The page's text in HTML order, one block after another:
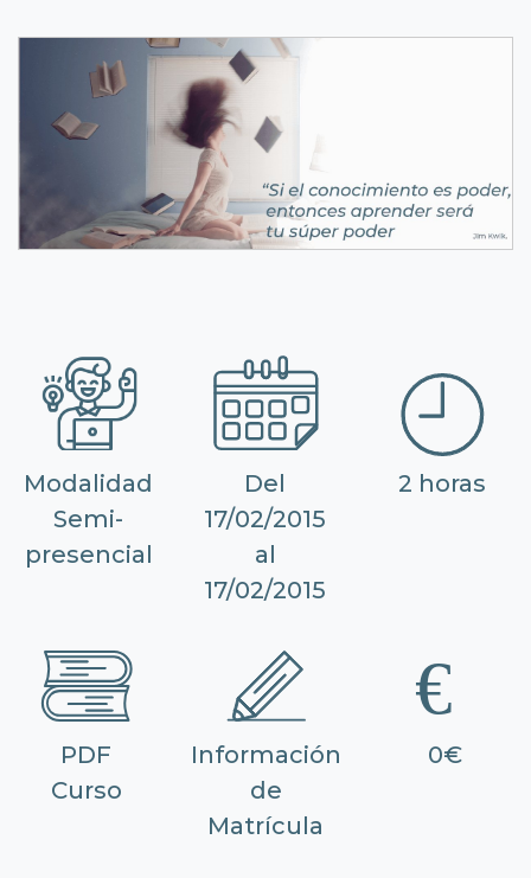
Modalidad
Semi-
presencial
Del
17/02/2015
al
17/02/2015
2 horas
PDF
Curso
Información
de
Matrícula
0€